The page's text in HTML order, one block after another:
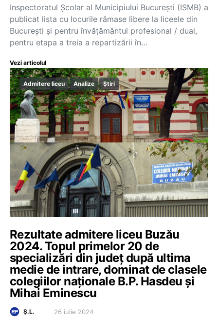
Inspectoratul Școlar al Municipiului București (ISMB) a
publicat lista cu locurile rămase libere la liceele din
București și pentru învățământul profesional / dual,
pentru etapa a treia a repartizării în…
Vezi articolul
Admitere liceu Analize Știri
Rezultate admitere liceu Buzău
2024. Topul primelor 20 de
specializări din județ după ultima
medie de intrare, dominat de clasele
colegiilor naționale B.P. Hasdeu și
Mihai Eminescu
Ș.L. 26 iulie 2024